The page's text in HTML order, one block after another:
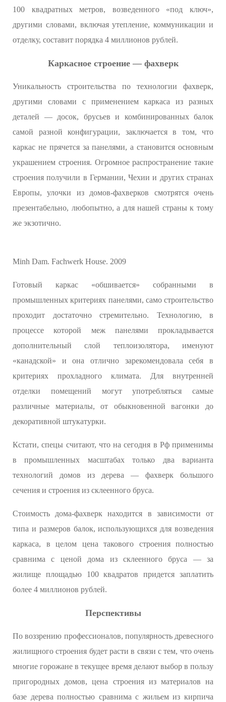
100 квадратных метров, возведенного «под ключ»,
другими словами, включая утепление, коммуникации и
отделку, составит порядка 4 миллионов рублей.
Каркасное строение — фахверк
Уникальность строительства по технологии фахверк,
другими словами с применением каркаса из разных
деталей — досок, брусьев и комбинированных балок
самой разной конфигурации, заключается в том, что
каркас не прячется за панелями, а становится основным
украшением строения. Огромное распространение такие
строения получили в Германии, Чехии и других странах
Европы, улочки из домов-фахверков смотрятся очень
презентабельно, любопытно, а для нашей страны к тому
же экзотично.
Minh Dam. Fachwerk House. 2009
Готовый каркас «обшивается» собранными в
промышленных критериях панелями, само строительство
проходит достаточно стремительно. Технологию, в
процессе которой меж панелями прокладывается
дополнительный слой теплоизолятора, именуют
«канадской» и она отлично зарекомендовала себя в
критериях прохладного климата. Для внутренней
отделки помещений могут употребляться самые
различные материалы, от обыкновенной вагонки до
декоративной штукатурки.
Кстати, спецы считают, что на сегодня в Рф применимы
в промышленных масштабах только два варианта
технологий домов из дерева — фахверк большого
сечения и строения из склеенного бруса.
Стоимость дома-фахверк находится в зависимости от
типа и размеров балок, использующихся для возведения
каркаса, в целом цена такового строения полностью
сравнима с ценой дома из склеенного бруса — за
жилище площадью 100 квадратов придется заплатить
более 4 миллионов рублей.
Перспективы
По воззрению профессионалов, популярность древесного
жилищного строения будет расти в связи с тем, что очень
многие горожане в текущее время делают выбор в пользу
пригородных домов, цена строения из материалов на
базе дерева полностью сравнима с жильем из кирпича